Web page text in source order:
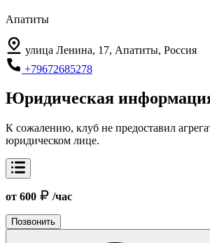
Апатиты
улица Ленина, 17, Апатиты, Россия
+79672685278
Юридическая
К сожалению, клуб не предоставил
юридическом лице.
от 600 /час
Позвонить